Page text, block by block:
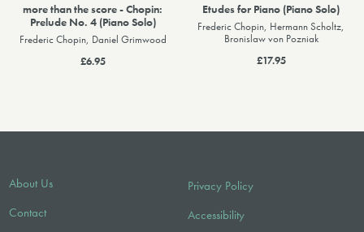
more than the score - Chopin:
Prelude No. 4 (Piano Solo)
Frederic Chopin, Daniel Grimwood
£6.95
Etudes for Piano (Piano Solo)
Frederic Chopin, Hermann Scholtz,
Bronislaw von Pozniak
£17.95
About Us
Contact
Privacy Policy
Accessibility